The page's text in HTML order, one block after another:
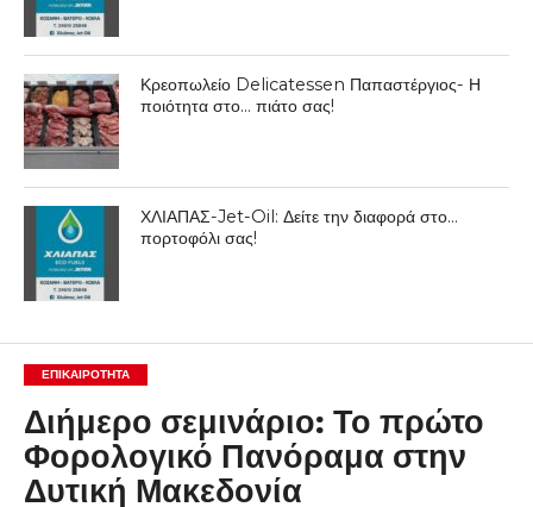
Κρεοπωλείο Delicatessen Παπαστέργιος- Η
ποιότητα στο… πιάτο σας!
ΧΛΙΑΠΑΣ-Jet-Oil: Δείτε την διαφορά στο…
πορτοφόλι σας!
ΕΠΙΚΑΙΡΟΤΗΤΑ
Διήμερο σεμινάριο: Το πρώτο
Φορολογικό Πανόραμα στην
Δυτική Μακεδονία